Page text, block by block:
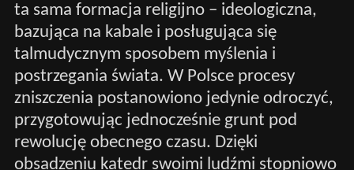
ta sama formacja religijno – ideologiczna,
bazująca na kabale i posługująca się
talmudycznym sposobem myślenia i
postrzegania świata. W Polsce procesy
zniszczenia postanowiono jedynie odroczyć,
przygotowując jednocześnie grunt pod
rewolucję obecnego czasu. Dzięki
obsadzeniu katedr swoimi ludźmi stopniowo